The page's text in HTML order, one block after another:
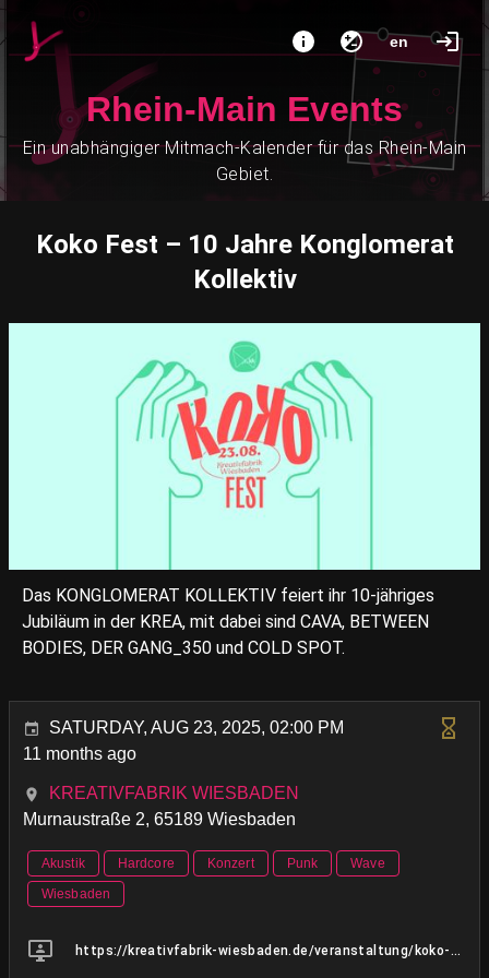
en
Rhein-Main Events
Ein unabhängiger Mitmach-Kalender für das Rhein-Main
Gebiet.
Koko Fest – 10 Jahre Konglomerat
Kollektiv
Das KONGLOMERAT KOLLEKTIV feiert ihr 10-jähriges
Jubiläum in der KREA, mit dabei sind CAVA, BETWEEN
BODIES, DER GANG_350 und COLD SPOT.
SATURDAY, AUG 23, 2025, 02:00 PM
11 months ago
KREATIVFABRIK WIESBADEN
Murnaustraße 2, 65189 Wiesbaden
Akustik Hardcore Konzert Punk
Wave
Wiesbaden
https://kreativfabrik-wiesbaden.de/veranstaltung/koko-fest-10-jahre-konglomerat-kollektiv/